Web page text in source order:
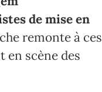
de mise en
remonte à ces
en scène des